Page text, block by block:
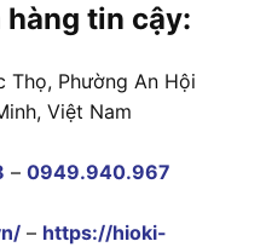
hàng tin cậy:
Thọ, Phường An Hội
Việt Nam
– 0949.940.967
– https://hioki-